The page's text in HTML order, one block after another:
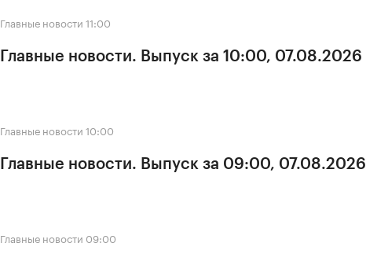
Главные новости 11:00
Главные новости. Выпуск за 10:00, 07.08.2026
Главные новости 10:00
Главные новости. Выпуск за 09:00, 07.08.2026
Главные новости 09:00